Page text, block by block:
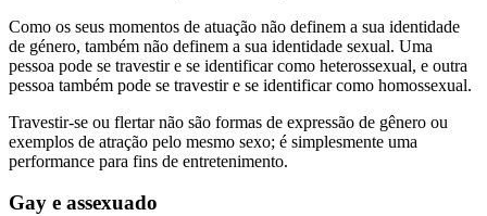
Como os seus momentos de atuação não definem a sua identidade
de género, também não definem a sua identidade sexual. Uma
pessoa pode se travestir e se identificar como heterossexual, e outra
pessoa também pode se travestir e se identificar como homossexual.
Travestir-se ou flertar não são formas de expressão de gênero ou
exemplos de atração pelo mesmo sexo; é simplesmente uma
performance para fins de entretenimento.
Gay e assexuado